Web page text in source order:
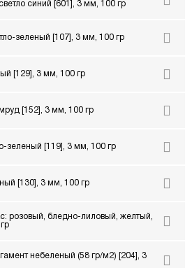
синий [601], 3 мм, 100 гр
зеленый [107], 3 мм, 100 гр
[129], 3 мм, 100 гр
[152], 3 мм, 100 гр
зеленый [119], 3 мм, 100 гр
[130], 3 мм, 100 гр
розовый, бледно-лиловый, желтый,
небеленый (58 гр/м2) [204], 3